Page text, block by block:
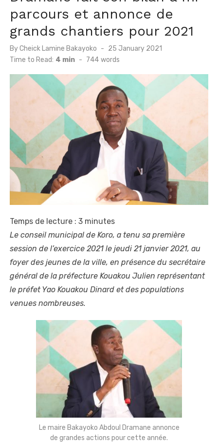
parcours et annonce de
grands chantiers pour 2021
ByCheick Lamine Bakayoko
Posted
on
25 January 2021
Time to Read: 4 min - 744 words
Temps de lecture : 3 minutes
Le conseil municipal de Koro, a tenu sa première
session de l’exercice 2021 le jeudi 21 janvier 2021, au
foyer des jeunes de la ville, en présence du secrétaire
général de la préfecture Kouakou Julien représentant
le préfet Yao Kouakou Dinard et des populations
venues nombreuses.
Le maire Bakayoko Abdoul Dramane annonce
de grandes actions pour cette année.